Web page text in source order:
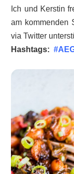
Ich und Kerstin
am kommenden
via Twitter
Hashtags: